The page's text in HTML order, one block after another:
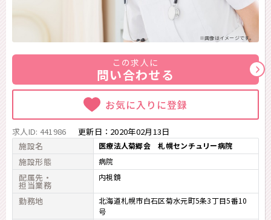
※画像はイメージです。
この求人に
問い合わせる
お気に入りに登録
求人ID: 441986 更新日： 2020年02月13日
施設名
医療法人菊郷会 札幌センチュリー病院
施設形態 病院
配属先・
担当業務
内視鏡
勤務地
北海道札幌市白石区菊水元町5条3丁目5番10
号